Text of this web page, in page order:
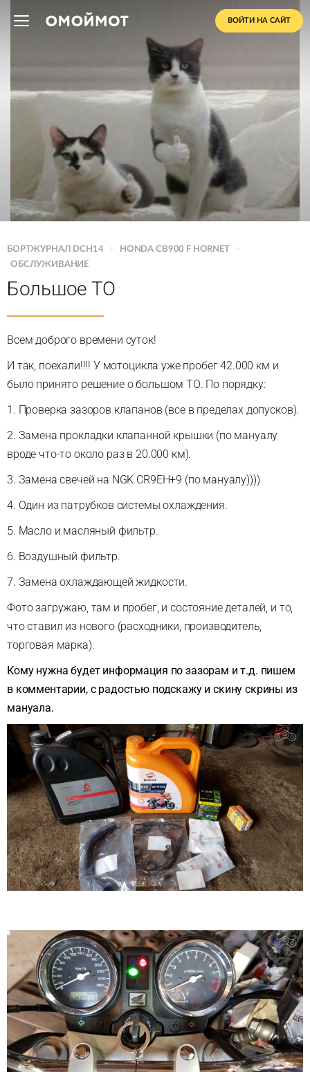
ВОЙТИ НА САЙТ
БОРТЖУРНАЛ DCH14 > HONDA CB900 F HORNET
>
ОБСЛУЖИВАНИЕ
Большое ТО
Всем доброго времени суток!
И так, поехали!!!! У мотоцикла уже пробег 42.000 км и
было принято решение о большом ТО. По порядку:
1. Проверка зазоров клапанов (все в пределах допусков).
2. Замена прокладки клапанной крышки (по мануалу
вроде что-то около раз в 20.000 км).
3. Замена свечей на NGK CR9EH+9 (по мануалу))))
4. Один из патрубков системы охлаждения.
5. Масло и масляный фильтр.
6. Воздушный фильтр.
7. Замена охлаждающей жидкости.
Фото загружаю, там и пробег, и состояние деталей, и то,
что ставил из нового (расходники, производитель,
торговая марка).
Кому нужна будет информация по зазорам и т.д. пишем
в комментарии, с радостью подскажу и скину скрины из
мануала.